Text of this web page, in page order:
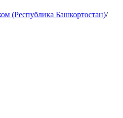
(Республика Башкортостан)/